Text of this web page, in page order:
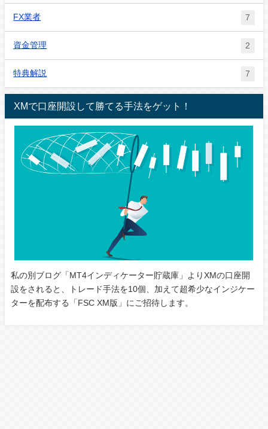
FX業者 7
資金管理 2
特典解説 7
XMで口座開設して勝てる手法をゲット！
私の別ブログ「MT4インディケーター貯蔵庫」よりXMの口座開
設をされると、トレード手法を10個、加えて超希少なインジケー
ターを配布する「FSC XM版」にご招待します。